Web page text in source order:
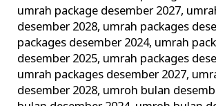
umrah package desember 2027,
desember 2028, umrah packages
packages desember 2024, umrah
desember 2025, umrah packages
umrah packages desember 2027,
desember 2028, umroh bulan